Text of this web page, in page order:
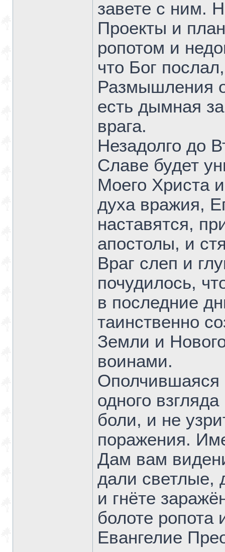
завете с ним.
Проекты и
ропотом и
что Бог
Размышления
есть дымная
врага.
Незадолго до
Славе будет
Моего Христа
духа вражия,
наставятся,
апостолы, и
Враг слеп и
почудилось,
в последние
таинственно
Земли и
воинами.
Ополчившаяся
одного
боли, и не
поражения.
Дам вам
дали светлые,
и гнёте
болоте ропота
Евангелие